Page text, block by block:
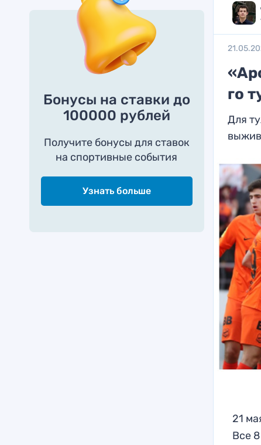
Бонусы на ставки до
100000 рублей
Получите бонусы для ставок
на спортивные события
Узнать больше
го
Для
21
Все